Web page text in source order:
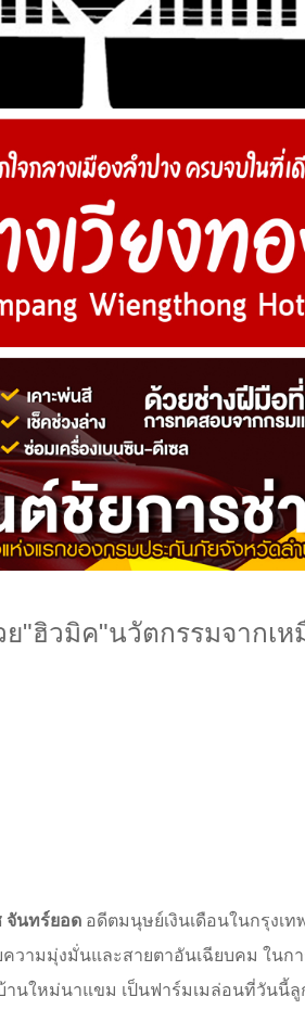
"ฮิวมิค"นวัตกรรมจากเห
จันทร์ยอด อดีตมนุษย์เงินเดือนในกรุงเท
วามมุ่งมั่นและสายตาอันเฉียบคม ในก
านใหม่นาแขม เป็นฟาร์มเมล่อนที่วันนี้